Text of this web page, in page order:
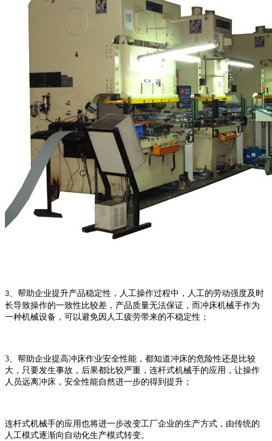
3、 帮助企业提升产品稳定性，人工操作过程中，人工的劳动强度及时
长导致操作的一致性比较差， 产品质量无法保证， 而冲床机械手作为
一种机械设备，可以避免因人工疲劳带来的不稳定性；
3、 帮助企业提高冲床作业安全性能，都知道冲床的危险性还是比较
大，只要发生事故，后果都比较严重， 连杆式机械手的应用，让操作
人员远离冲床，安全性能自然进一步的得到提升；
连杆式机械手的应用也将进一步改变工厂企业的生产方式，由传统的
人工模式逐渐向自动化生产模式转变。